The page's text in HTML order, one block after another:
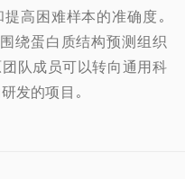
高困难样本的准确度。
绕蛋白质结构预测组织
队成员可以转向通用科
发的项目。